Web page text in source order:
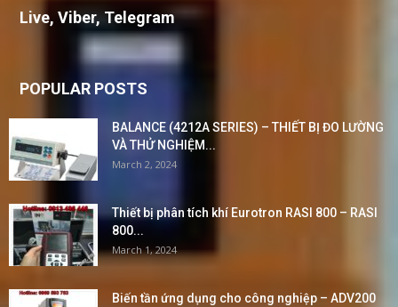
Live, Viber, Telegram
POPULAR POSTS
BALANCE (4212A SERIES) – THIẾT BỊ ĐO LƯỜNG
VÀ THỬ NGHIỆM...
March 2, 2024
Thiết bị phân tích khí Eurotron RASI 800 – RASI
800...
March 1, 2024
Biến tần ứng dụng cho công nghiệp – ADV200